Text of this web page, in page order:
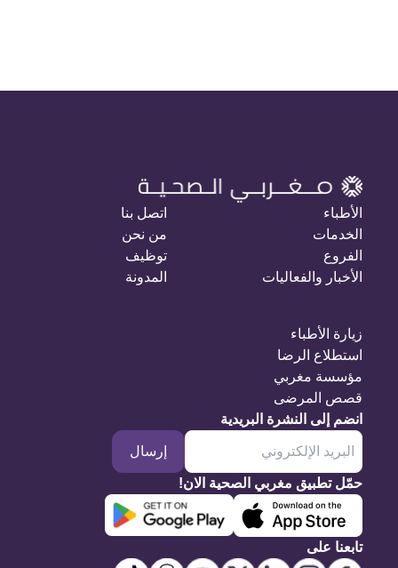
الأطباء
الخدمات
الفروع
الأخبار والفعاليات
اتصل بنا
من نحن
توظيف
المدونة
زيارة الأطباء
استطلاع الرضا
مؤسسة مغربي
قصص المرضى
انضم إلى النشرة البريدية
إرسال
حمّل تطبيق مغربي الصحية الان!
تابعنا على